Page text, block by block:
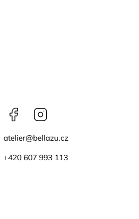
Facebook
atelier@bellazu.cz
+420 607 993 113